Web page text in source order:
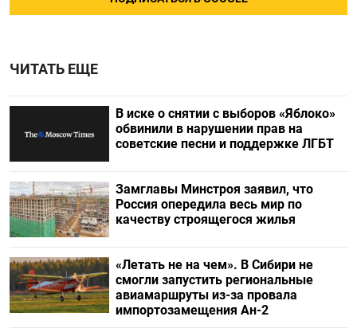
ЧИТАТЬ ЕЩЕ
В иске о снятии с выборов «Яблоко»
обвинили в нарушении прав на
советские песни и поддержке ЛГБТ
Замглавы Минстроя заявил, что
Россия опередила весь мир по
качеству строящегося жилья
«Летать не на чем». В Сибири не
смогли запустить региональные
авиамаршруты из-за провала
импортозамещения Ан-2